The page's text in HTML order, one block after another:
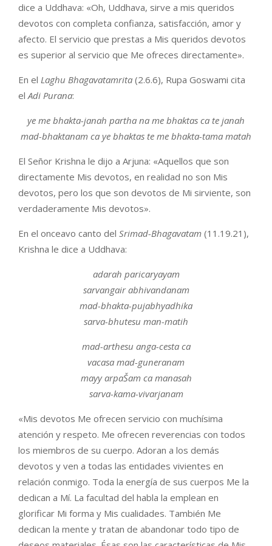
dice a Uddhava: «Oh, Uddhava, sirve a mis queridos
devotos con completa confianza, satisfacción, amor y
afecto. El servicio que prestas a Mis queridos devotos
es superior al servicio que Me ofreces directamente».
En el Laghu Bhagavatamrita (2.6.6), Rupa Goswami cita
el Adi Purana:
ye me bhakta-janah partha na me bhaktas ca te janah
mad-bhaktanam ca ye bhaktas te me bhakta-tama matah
El Señor Krishna le dijo a Arjuna: «Aquellos que son
directamente Mis devotos, en realidad no son Mis
devotos, pero los que son devotos de Mi sirviente, son
verdaderamente Mis devotos».
En el onceavo canto del Srimad-Bhagavatam (11.19.21),
Krishna le dice a Uddhava:
adarah paricaryayam
sarvangair abhivandanam
mad-bhakta-pujabhyadhika
sarva-bhutesu man-matih
mad-arthesu anga-cestaca
vacasa mad-guneranam
mayy arpaŠam ca manasah
sarva-kama-vivarjanam
«Mis devotos Me ofrecen servicio con muchísima
atención y respeto. Me ofrecen reverencias con todos
los miembros de su cuerpo. Adoran a los demás
devotos y ven a todas las entidades vivientes en
relación conmigo. Toda la energía de sus cuerpos Me la
dedican a Mí. La facultad del habla la emplean en
glorificar Mi forma y Mis cualidades. También Me
dedican la mente y tratan de abandonar todo tipo de